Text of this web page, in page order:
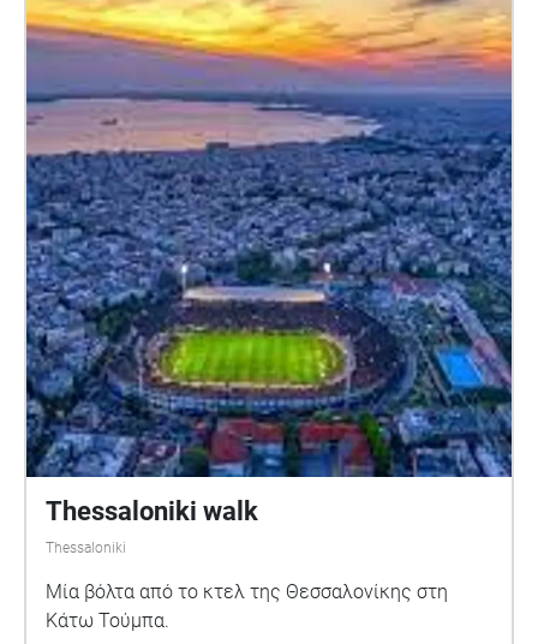
Thessaloniki walk
Thessaloniki
Μία βόλτα από το κτελ της Θεσσαλονίκης στη
Κάτω Τούμπα.